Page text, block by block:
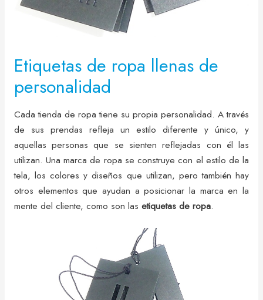
Etiquetas de ropa llenas de
personalidad
Cada tienda de ropa tiene su propia personalidad. A través
de sus prendas refleja un estilo diferente y único, y
aquellas personas que se sienten reflejadas con él las
utilizan. Una marca de ropa se construye con el estilo de la
tela, los colores y diseños que utilizan, pero también hay
otros elementos que ayudan a posicionar la marca en la
mente del cliente, como son las etiquetas de ropa.